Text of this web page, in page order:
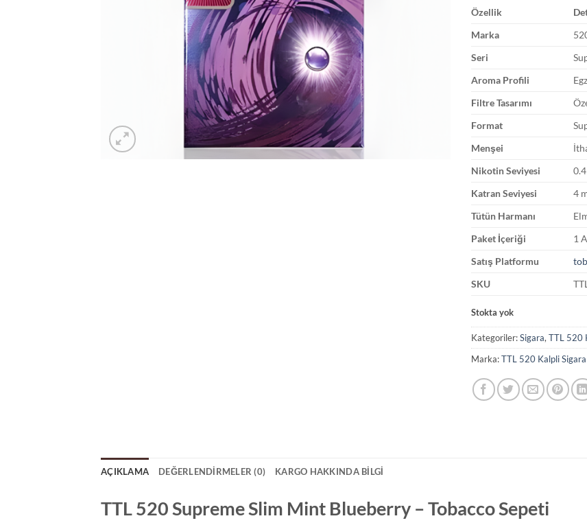
Özellik
Marka
Seri
Aroma Profili
Filtre Tasarımı
Format
Menşei
Nikotin Seviyesi
Katran Seviyesi
4
Tütün Harmanı
Paket İçeriği
1
Satış Platformu
SKU
Stokta yok
Kategoriler:Sigara, TTL 520
Marka:TTL 520 Kalpli Sigara
AÇIKLAMA DEĞERLENDIRMELER (0) KARGO HAKKINDA BILGI
TTL 520 Supreme Slim Mint Blueberry – Tobacco Sepeti